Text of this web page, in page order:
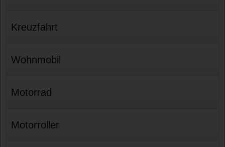
Kreuzfahrt
Wohnmobil
Motorrad
Motorroller